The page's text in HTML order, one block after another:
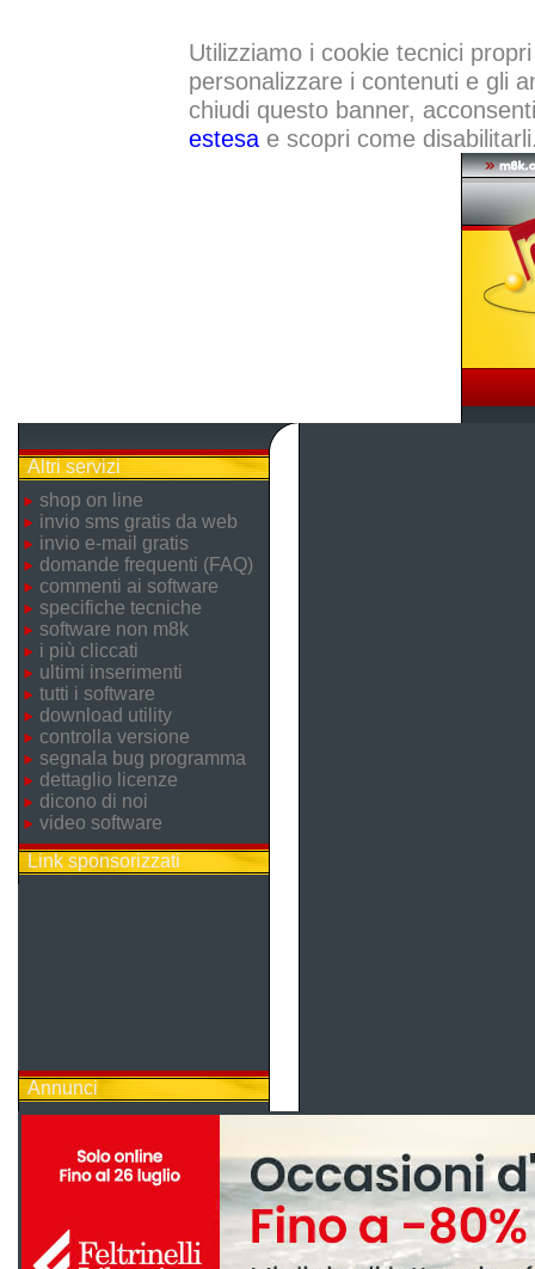
Utilizziamo i cookie tecnici
personalizzare i contenuti e gli
chiudi questo banner,
estesae scopri come
Altri servizi
shop on line
invio sms gratis da web
invio e-mail gratis
domande frequenti (FAQ)
commenti ai software
specifiche tecniche
software non m8k
i più cliccati
ultimi inserimenti
tutti i software
download utility
controlla versione
segnala bug programma
dettaglio licenze
dicono di noi
video software
Link sponsorizzati
Annunci